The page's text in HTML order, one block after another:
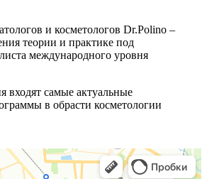
и косметологов Dr.Polino –
теории и практике под
международного уровня
входят самые актуальные
в обрасти косметологии